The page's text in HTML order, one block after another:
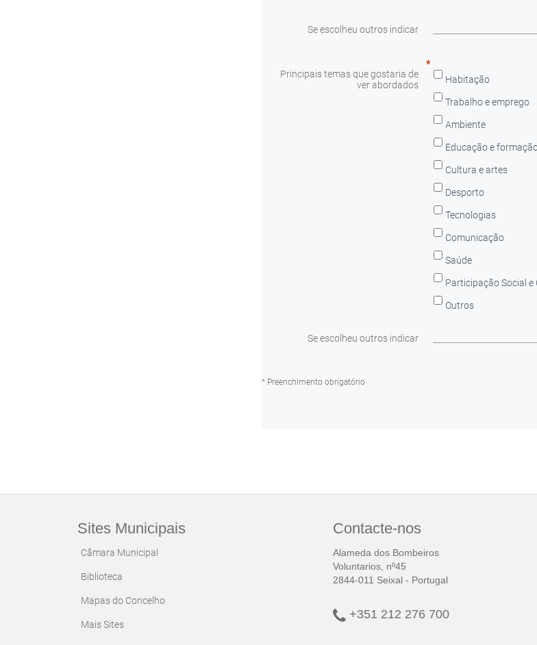
Sites Municipais
Câmara Municipal
Biblioteca
Mapas do Concelho
Mais Sites
Contacte-nos
Alameda dos Bombeiros
Voluntarios, nº45
2844-011 Seixal - Portugal
+351 212 276 700